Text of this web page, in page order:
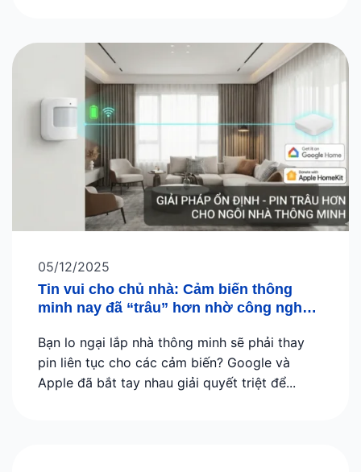
Tin vui cho chủ nhà: Cảm biến thông
minh nay đã “trâu” hơn nhờ công nghệ
05/12/2025
Bạn lo ngại lắp nhà thông minh sẽ phải thay
pin liên tục cho các cảm biến? Google và
Apple đã bắt tay nhau giải quyết triệt để...